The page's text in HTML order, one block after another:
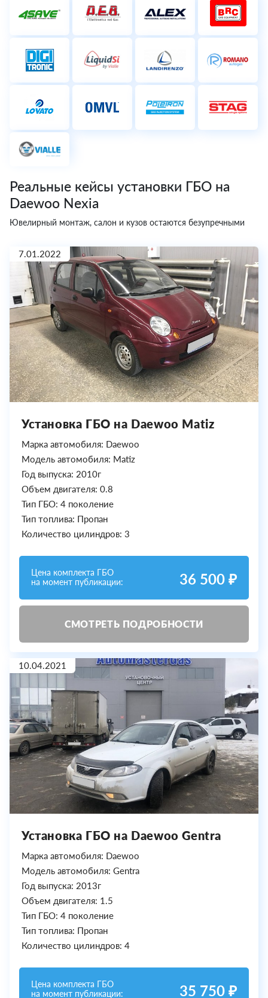
Реальные кейсы установки ГБО на
Daewoo Nexia
Ювелирный монтаж, салон и кузов остаются безупречными
7.01.2022
Установка ГБО на Daewoo Matiz
Марка автомобиля: Daewoo
Модель автомобиля: Matiz
Год выпуска: 2010г
Объем двигателя: 0.8
Тип ГБО: 4 поколение
Тип топлива: Пропан
Количество цилиндров: 3
Цена комплекта ГБО
на момент публикации:
36 500 ₽
СМОТРЕТЬ ПОДРОБНОСТИ
10.04.2021
Установка ГБО на Daewoo Gentra
Марка автомобиля: Daewoo
Модель автомобиля: Gentra
Год выпуска: 2013г
Объем двигателя: 1.5
Тип ГБО: 4 поколение
Тип топлива: Пропан
Количество цилиндров: 4
Цена комплекта ГБО
на момент публикации:
35 750 ₽